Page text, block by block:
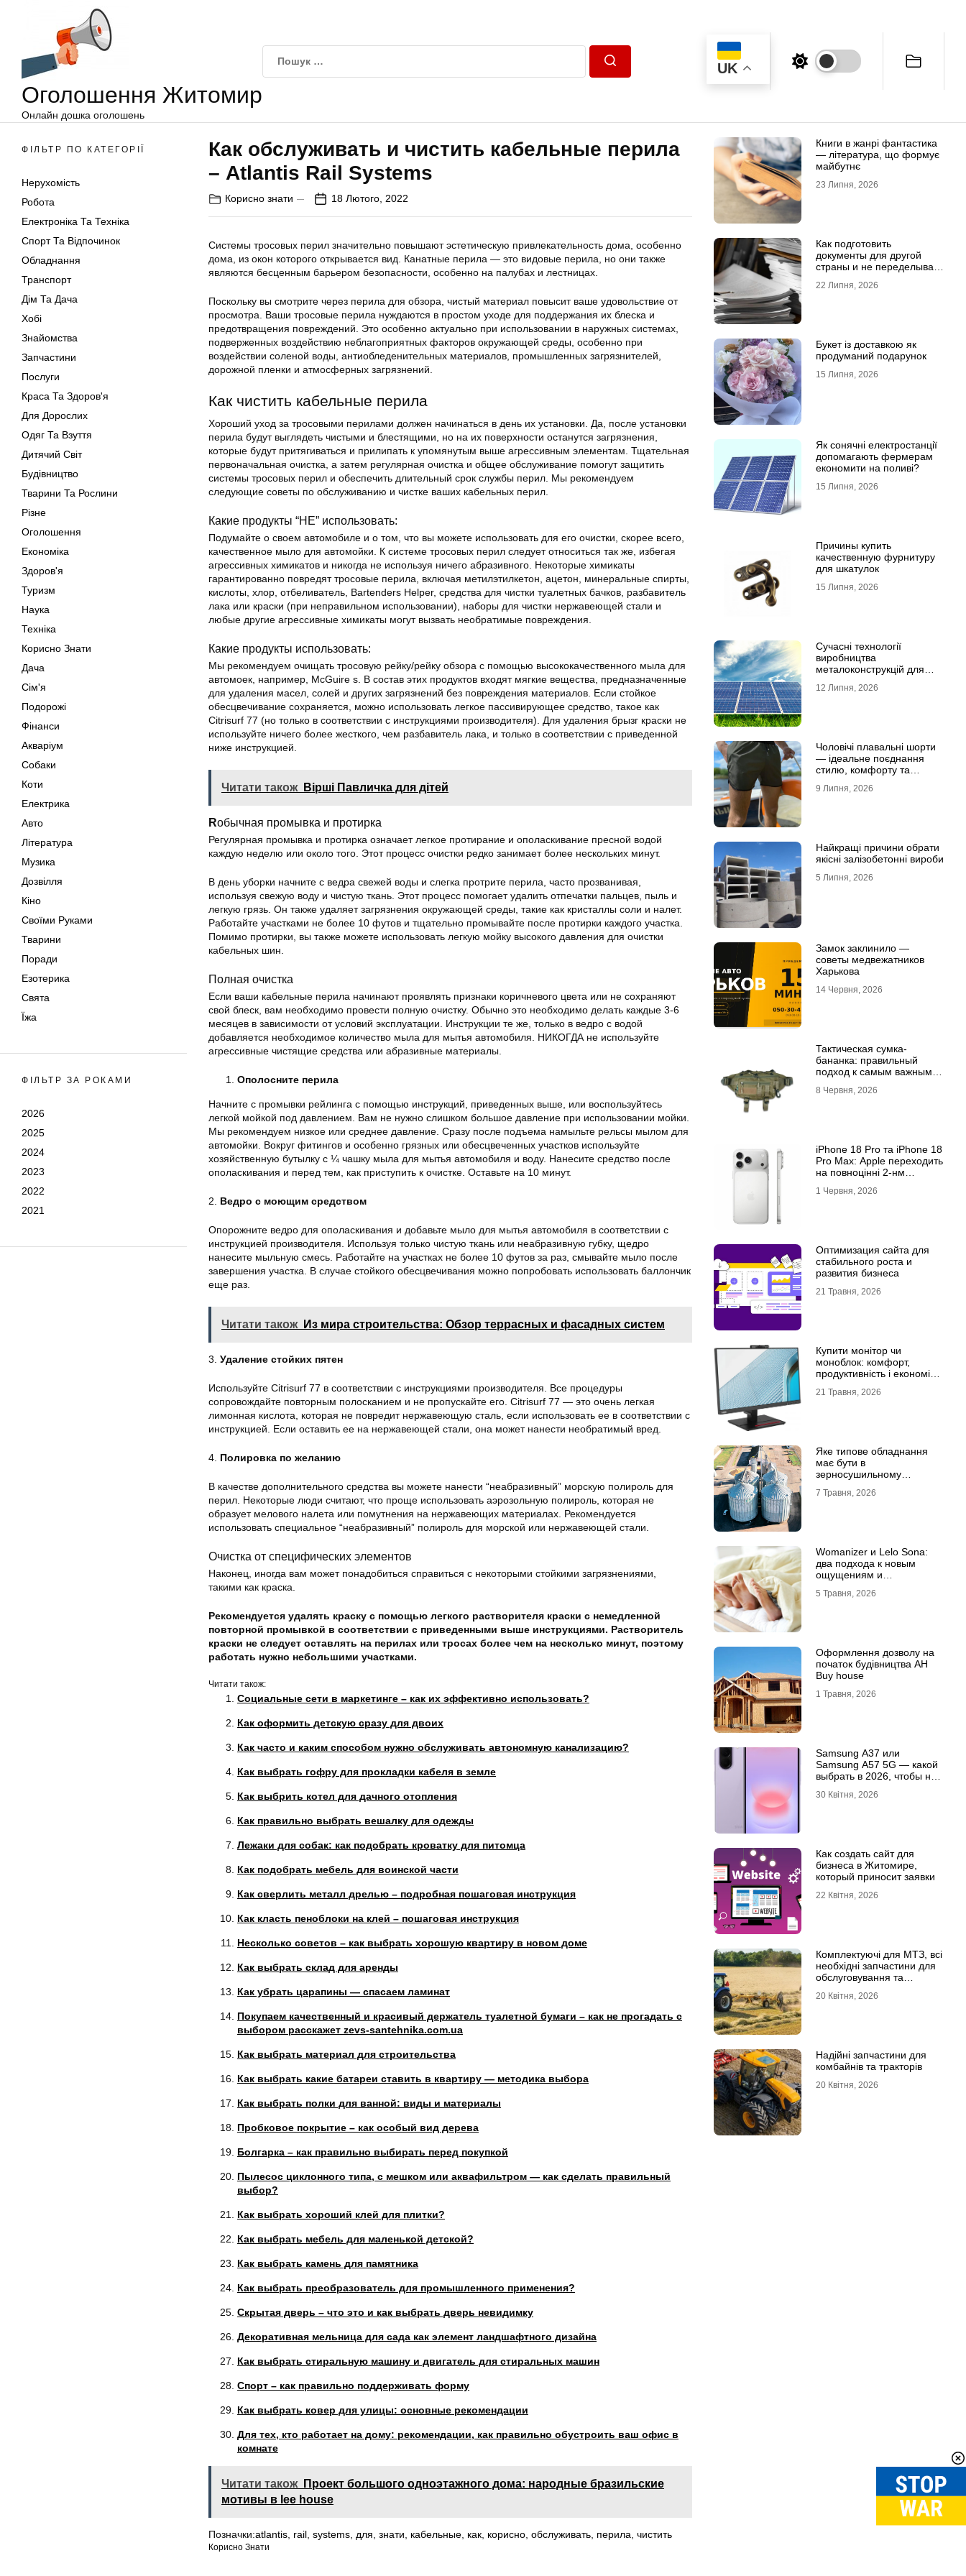
Оголошення Житомир
Онлайн дошка оголошень
UK
ФІЛЬТР ПО КАТЕГОРІЇ
Нерухомість
Робота
Електроніка Та Техніка
Спорт Та Відпочинок
Обладнання
Транспорт
Дім Та Дача
Хобі
Знайомства
Запчастини
Послуги
Краса Та Здоров'я
Для Дорослих
Одяг Та Взуття
Дитячий Світ
Будівництво
Тварини Та Рослини
Різне
Оголошення
Економіка
Здоров'я
Туризм
Наука
Техніка
Корисно Знати
Дача
Сім'я
Подорожі
Фінанси
Акваріум
Собаки
Коти
Електрика
Авто
Література
Музика
Дозвілля
Кіно
Своїми Руками
Тварини
Поради
Езотерика
Свята
Їжа
ФІЛЬТР ЗА РОКАМИ
2026
2025
2024
2023
2022
2021
Как обслуживать и чистить кабельные перила
– Atlantis Rail Systems
Корисно знати 18 Лютого, 2022
Системы тросовых перил значительно повышают эстетическую привлекательность дома, особенно
дома, из окон которого открывается вид. Канатные перила — это видовые перила, но они также
являются бесценным барьером безопасности, особенно на палубах и лестницах.
Поскольку вы смотрите через перила для обзора, чистый материал повысит ваше удовольствие от
просмотра. Ваши тросовые перила нуждаются в простом уходе для поддержания их блеска и
предотвращения повреждений. Это особенно актуально при использовании в наружных системах,
подверженных воздействию неблагоприятных факторов окружающей среды, особенно при
воздействии соленой воды, антиобледенительных материалов, промышленных загрязнителей,
дорожной пленки и атмосферных загрязнений.
Как чистить кабельные перила
Хороший уход за тросовыми перилами должен начинаться в день их установки. Да, после установки
перила будут выглядеть чистыми и блестящими, но на их поверхности останутся загрязнения,
которые будут притягиваться и прилипать к упомянутым выше агрессивным элементам. Тщательная
первоначальная очистка, а затем регулярная очистка и общее обслуживание помогут защитить
системы тросовых перил и обеспечить длительный срок службы перил. Мы рекомендуем
следующие советы по обслуживанию и чистке ваших кабельных перил.
Какие продукты “НЕ” использовать:
Подумайте о своем автомобиле и о том, что вы можете использовать для его очистки, скорее всего,
качественное мыло для автомойки. К системе тросовых перил следует относиться так же, избегая
агрессивных химикатов и никогда не используя ничего абразивного. Некоторые химикаты
гарантированно повредят тросовые перила, включая метилэтилкетон, ацетон, минеральные спирты,
кислоты, хлор, отбеливатель, Bartenders Helper, средства для чистки туалетных бачков, разбавитель
лака или краски (при неправильном использовании), наборы для чистки нержавеющей стали и
любые другие агрессивные химикаты могут вызвать необратимые повреждения.
Какие продукты использовать:
Мы рекомендуем очищать тросовую рейку/рейку обзора с помощью высококачественного мыла для
автомоек, например, McGuire s. В состав этих продуктов входят мягкие вещества, предназначенные
для удаления масел, солей и других загрязнений без повреждения материалов. Если стойкое
обесцвечивание сохраняется, можно использовать легкое пассивирующее средство, такое как
Citrisurf 77 (но только в соответствии с инструкциями производителя). Для удаления брызг краски не
используйте ничего более жесткого, чем разбавитель лака, и только в соответствии с приведенной
ниже инструкцией.
Читати також Вірші Павличка для дітей
Rобычная промывка и протирка
Регулярная промывка и протирка означает легкое протирание и ополаскивание пресной водой
каждую неделю или около того. Этот процесс очистки редко занимает более нескольких минут.
В день уборки начните с ведра свежей воды и слегка протрите перила, часто прозванивая,
используя свежую воду и чистую ткань. Этот процесс помогает удалить отпечатки пальцев, пыль и
легкую грязь. Он также удаляет загрязнения окружающей среды, такие как кристаллы соли и налет.
Работайте участками не более 10 футов и тщательно промывайте после протирки каждого участка.
Помимо протирки, вы также можете использовать легкую мойку высокого давления для очистки
кабельных шин.
Полная очистка
Если ваши кабельные перила начинают проявлять признаки коричневого цвета или не сохраняют
свой блеск, вам необходимо провести полную очистку. Обычно это необходимо делать каждые 3-6
месяцев в зависимости от условий эксплуатации. Инструкции те же, только в ведро с водой
добавляется необходимое количество мыла для мытья автомобиля. НИКОГДА не используйте
агрессивные чистящие средства или абразивные материалы.
Ополосните перила
Начните с промывки рейлинга с помощью инструкций, приведенных выше, или воспользуйтесь
легкой мойкой под давлением. Вам не нужно слишком большое давление при использовании мойки.
Мы рекомендуем низкое или среднее давление. Сразу после подъема намыльте рельсы мылом для
автомойки. Вокруг фитингов и особенно грязных или обесцвеченных участков используйте
хозяйственную бутылку с ¼ чашку мыла для мытья автомобиля и воду. Нанесите средство после
ополаскивания и перед тем, как приступить к очистке. Оставьте на 10 минут.
2. Ведро с моющим средством
Опорожните ведро для ополаскивания и добавьте мыло для мытья автомобиля в соответствии с
инструкцией производителя. Используя только чистую ткань или неабразивную губку, щедро
нанесите мыльную смесь. Работайте на участках не более 10 футов за раз, смывайте мыло после
завершения участка. В случае стойкого обесцвечивания можно попробовать использовать баллончик
еще раз.
Читати також Из мира строительства: Обзор террасных и фасадных систем
3. Удаление стойких пятен
Используйте Citrisurf 77 в соответствии с инструкциями производителя. Все процедуры
сопровождайте повторным полосканием и не пропускайте его. Citrisurf 77 — это очень легкая
лимонная кислота, которая не повредит нержавеющую сталь, если использовать ее в соответствии с
инструкцией. Если оставить ее на нержавеющей стали, она может нанести необратимый вред.
4. Полировка по желанию
В качестве дополнительного средства вы можете нанести “неабразивный” морскую полироль для
перил. Некоторые люди считают, что проще использовать аэрозольную полироль, которая не
образует мелового налета или помутнения на нержавеющих материалах. Рекомендуется
использовать специальное “неабразивный” полироль для морской или нержавеющей стали.
Очистка от специфических элементов
Наконец, иногда вам может понадобиться справиться с некоторыми стойкими загрязнениями,
такими как краска.
Рекомендуется удалять краску с помощью легкого растворителя краски с немедленной
повторной промывкой в соответствии с приведенными выше инструкциями. Растворитель
краски не следует оставлять на перилах или тросах более чем на несколько минут, поэтому
работать нужно небольшими участками.
Читати також:
Социальные сети в маркетинге – как их эффективно использовать?
Как оформить детскую сразу для двоих
Как часто и каким способом нужно обслуживать автономную канализацию?
Как выбрать гофру для прокладки кабеля в земле
Как выбрить котел для дачного отопления
Как правильно выбрать вешалку для одежды
Лежаки для собак: как подобрать кроватку для питомца
Как подобрать мебель для воинской части
Как сверлить металл дрелью – подробная пошаговая инструкция
Как класть пеноблоки на клей – пошаговая инструкция
Несколько советов – как выбрать хорошую квартиру в новом доме
Как выбрать склад для аренды
Как убрать царапины — спасаем ламинат
Покупаем качественный и красивый держатель туалетной бумаги – как не прогадать с
выбором расскажет zevs-santehnika.com.ua
Как выбрать материал для строительства
Как выбрать какие батареи ставить в квартиру — методика выбора
Как выбрать полки для ванной: виды и материалы
Пробковое покрытие – как особый вид дерева
Болгарка – как правильно выбирать перед покупкой
Пылесос циклонного типа, с мешком или аквафильтром — как сделать правильный
выбор?
Как выбрать хороший клей для плитки?
Как выбрать мебель для маленькой детской?
Как выбрать камень для памятника
Как выбрать преобразователь для промышленного применения?
Скрытая дверь – что это и как выбрать дверь невидимку
Декоративная мельница для сада как элемент ландшафтного дизайна
Как выбрать стиральную машину и двигатель для стиральных машин
Спорт – как правильно поддерживать форму
Как выбрать ковер для улицы: основные рекомендации
Для тех, кто работает на дому: рекомендации, как правильно обустроить ваш офис в
комнате
Читати також
Проект большого одноэтажного дома: народные бразильские
мотивы в lee house
Позначки:atlantis rail systems для знати кабельные как корисно обслуживать перила чистить
Корисно Знати
Книги в жанрі фантастика
— література, що формує
майбутнє
23 Липня, 2026
Как подготовить
документы для другой
страны и не переделывать
22 Липня, 2026
Букет із доставкою як
продуманий подарунок
15 Липня, 2026
Як сонячні електростанції
допомагають фермерам
економити на поливі?
15 Липня, 2026
Причины купить
качественную фурнитуру
для шкатулок
15 Липня, 2026
Сучасні технології
виробництва
металоконструкцій для
12 Липня, 2026
Чоловічі плавальні шорти
— ідеальне поєднання
стилю, комфорту та
9 Липня, 2026
Найкращі причини обрати
якісні залізобетонні вироби
5 Липня, 2026
Замок заклинило —
советы медвежатников
Харькова
14 Червня, 2026
Тактическая сумка-
бананка: правильный
подход к самым важным
8 Червня, 2026
iPhone 18 Pro та iPhone 18
Pro Max: Apple переходить
на повноцінні 2-нм
1 Червня, 2026
Оптимизация сайта для
стабильного роста и
развития бизнеса
21 Травня, 2026
Купити монітор чи
моноблок: комфорт,
продуктивність і економія
21 Травня, 2026
Яке типове обладнання
має бути в
зерносушильному
7 Травня, 2026
Womanizer и Lelo Sona:
два подхода к новым
ощущениям и
5 Травня, 2026
Оформлення дозволу на
початок будівництва АН
Buy house
1 Травня, 2026
Samsung A37 или
Samsung A57 5G — какой
выбрать в 2026, чтобы не
30 Квітня, 2026
Как создать сайт для
бизнеса в Житомире,
который приносит заявки
22 Квітня, 2026
Комплектуючі для МТЗ, всі
необхідні запчастини для
обслуговування та
20 Квітня, 2026
Надійні запчастини для
комбайнів та тракторів
20 Квітня, 2026